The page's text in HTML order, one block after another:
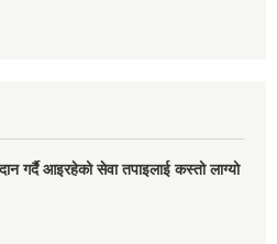
गर्दै आइरहेको सेवा तपाइलाई कस्तो लाग्यो